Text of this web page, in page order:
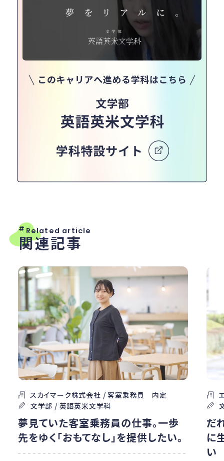
# Related article
関連記事
スカイマーク株式会社 / 客室乗務員 内定
文学部 / 英語英米文学科
夢見ていた客室乗務員の仕事。一歩
先をゆく「おもてなし」を提供したい。
だ
に
い